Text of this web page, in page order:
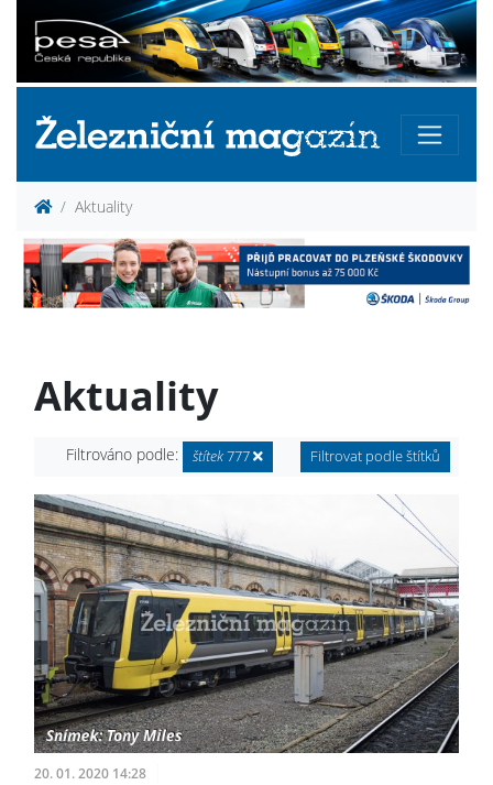
Aktuality
Aktuality
Filtrováno podle: štítek777 Filtrovat podle štítků
20. 01. 2020 14:28